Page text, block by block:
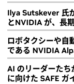
Ilya Sutskever 氏
とNVIDIA が、長
ロボタクシーや自
である NVIDIA
AI のリーダーたち
に向けた SAFE ガ